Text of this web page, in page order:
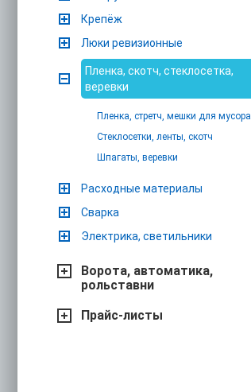
Крепёж
Люки ревизионные
Пленка, скотч, стеклосетка,
веревки
Пленка, стретч, мешки для мусора
Стеклосетки, ленты, скотч
Шпагаты, веревки
Расходные материалы
Сварка
Электрика, светильники
Ворота, автоматика,
рольставни
Прайс-листы